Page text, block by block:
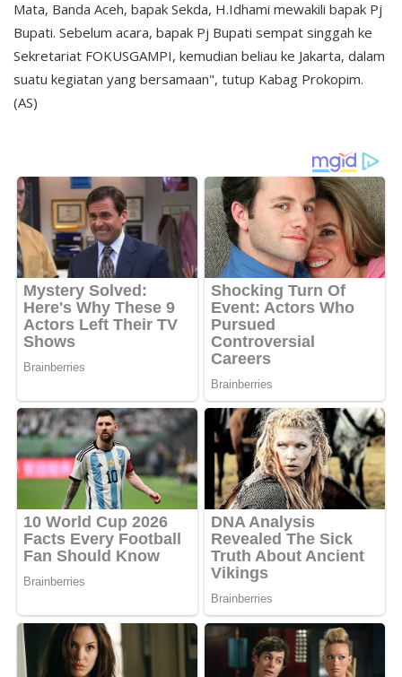
Mata, Banda Aceh, bapak Sekda, H.Idhami mewakili bapak Pj
Bupati. Sebelum acara, bapak Pj Bupati sempat singgah ke
Sekretariat FOKUSGAMPI, kemudian beliau ke Jakarta, dalam
suatu kegiatan yang bersamaan", tutup Kabag Prokopim.
(AS)